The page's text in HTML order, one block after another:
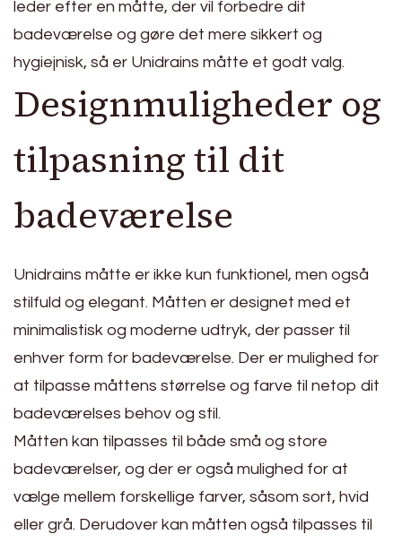
leder efter en måtte, der vil forbedre dit
badeværelse og gøre det mere sikkert og
hygiejnisk, så er Unidrains måtte et godt valg.
Designmuligheder og
tilpasning til dit
badeværelse
Unidrains måtte er ikke kun funktionel, men også
stilfuld og elegant. Måtten er designet med et
minimalistisk og moderne udtryk, der passer til
enhver form for badeværelse. Der er mulighed for
at tilpasse måttens størrelse og farve til netop dit
badeværelses behov og stil.
Måtten kan tilpasses til både små og store
badeværelser, og der er også mulighed for at
vælge mellem forskellige farver, såsom sort, hvid
eller grå. Derudover kan måtten også tilpasses til